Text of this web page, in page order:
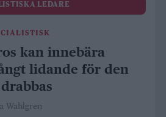
LEDARE
kan innebära
lidande för den
Wahlgren